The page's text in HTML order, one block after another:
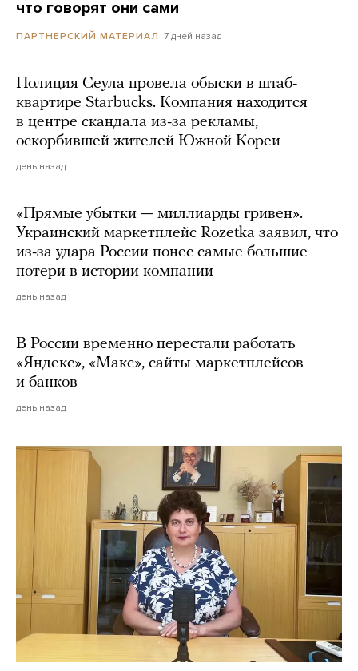
что говорят они сами
ПАРТНЕРСКИЙ МАТЕРИАЛ 7 дней назад
Полиция Сеула провела обыски в штаб-
квартире Starbucks. Компания находится
в центре скандала из-за рекламы,
оскорбившей жителей Южной Кореи
день назад
«Прямые убытки — миллиарды гривен».
Украинский маркетплейс Rozetka заявил, что
из-за удара России понес самые большие
потери в истории компании
день назад
В России временно перестали работать
«Яндекс», «Макс», сайты маркетплейсов
и банков
день назад